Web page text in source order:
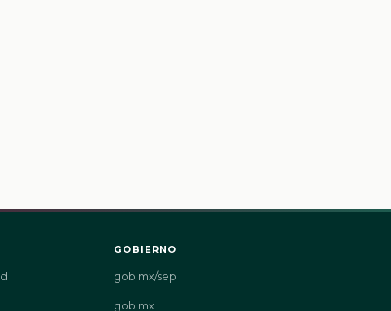
GOBIERNO
gob.mx/sep
gob.mx